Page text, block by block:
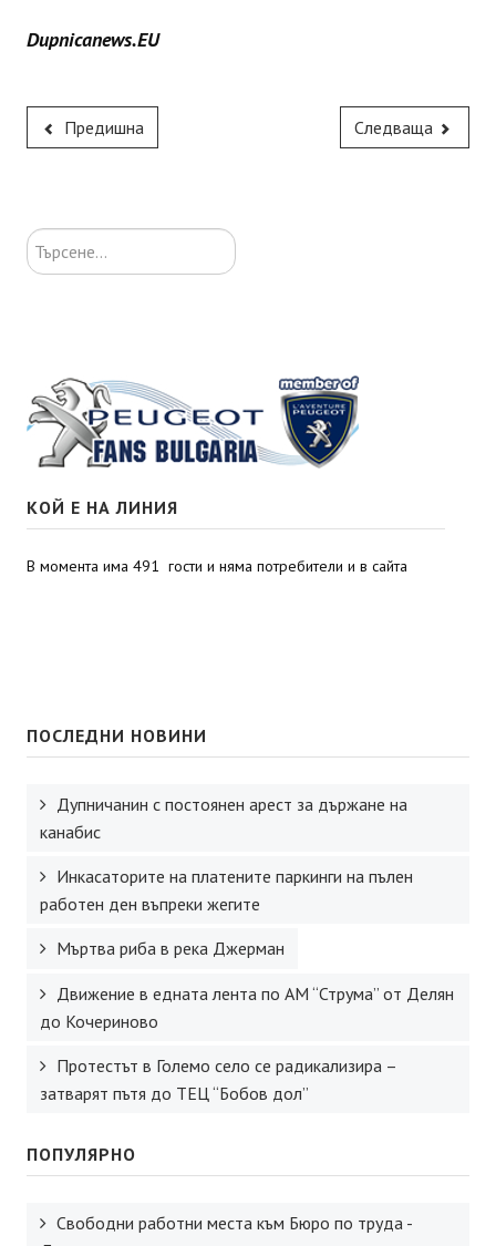
Dupnicanews.EU
Предишна Следваща
Търсене...
КОЙ Е НА ЛИНИЯ
В момента има 491 гости и няма потребители и в сайта
ПОСЛЕДНИ НОВИНИ
Дупничанин с постоянен арест за държане на
канабис
Инкасаторите на платените паркинги на пълен
работен ден въпреки жегите
Мъртва риба в река Джерман
Движение в едната лента по АМ “Струма” от Делян
до Кочериново
Протестът в Големо село се радикализира –
затварят пътя до ТЕЦ “Бобов дол”
ПОПУЛЯРНО
Свободни работни места към Бюро по труда -